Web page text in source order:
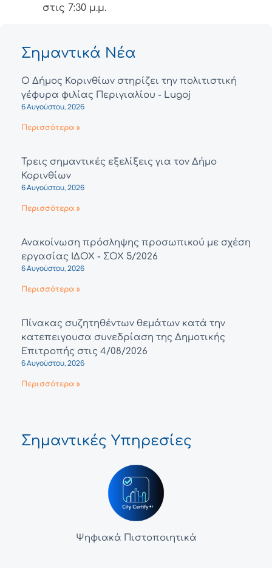
στις 7:30 μ.μ.
Σημαντικά Νέα
Ο Δήμος Κορινθίων στηρίζει την πολιτιστική
γέφυρα φιλίας Περιγιαλίου - Lugoj
6 Αυγούστου, 2026
Περισσότερα »
Τρεις σημαντικές εξελίξεις για τον Δήμο
Κορινθίων
6 Αυγούστου, 2026
Περισσότερα »
Ανακοίνωση πρόσληψης προσωπικού με σχέση
εργασίας ΙΔΟΧ - ΣΟΧ 5/2026
6 Αυγούστου, 2026
Περισσότερα »
Πίνακας συζητηθέντων θεμάτων κατά την
κατεπειγουσα συνεδρίαση της Δημοτικής
Επιτροπής στις 4/08/2026
6 Αυγούστου, 2026
Περισσότερα »
Σημαντικές Υπηρεσίες
Ψηφιακά Πιστοποιητικά